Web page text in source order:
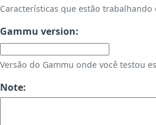
Características que estão trabalhando
Gammu version:
Versão do Gammu onde você testou
Note: